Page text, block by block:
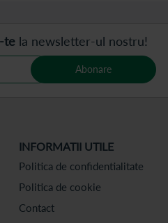
te la newsletter-ul nostru!
Abonare
INFORMATII UTILE
Politica de confidentialitate
Politica de cookie
Contact